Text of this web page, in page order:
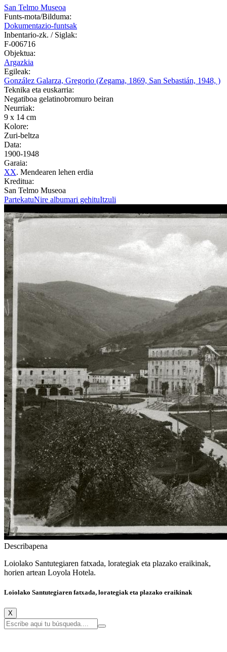
San Telmo Museoa
Funts-mota/Bilduma:
Dokumentazio-funtsak
Inbentario-zk. / Siglak:
F-006716
Objektua:
Argazkia
Egileak:
González Galarza, Gregorio (Zegama, 1869, San Sebastián, 1948, )
Teknika eta euskarria:
Negatiboa gelatinobromuro beiran
Neurriak:
9 x 14 cm
Kolore:
Zuri-beltza
Data:
1900-1948
Garaia:
XX. Mendearen lehen erdia
Kreditua:
San Telmo Museoa
PartekatuNire albumari gehituItzuli
Describapena
Loiolako Santutegiaren fatxada, lorategiak eta plazako eraikinak,
horien artean Loyola Hotela.
Loiolako Santutegiaren fatxada, lorategiak eta plazako eraikinak
X